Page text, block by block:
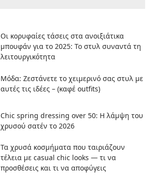
Οι κορυφαίες τάσεις στα ανοιξιάτικα
μπουφάν για το 2025: Το στυλ συναντά τη
λειτουργικότητα
Μόδα: Ζεστάνετε το χειμερινό σας στυλ με
αυτές τις ιδέες – (καφέ outfits)
Chic spring dressing over 50: Η λάμψη του
χρυσού σατέν το 2026
Τα χρυσά κοσμήματα που ταιριάζουν
τέλεια με casual chic looks — τι να
προσθέσεις και τι να αποφύγεις